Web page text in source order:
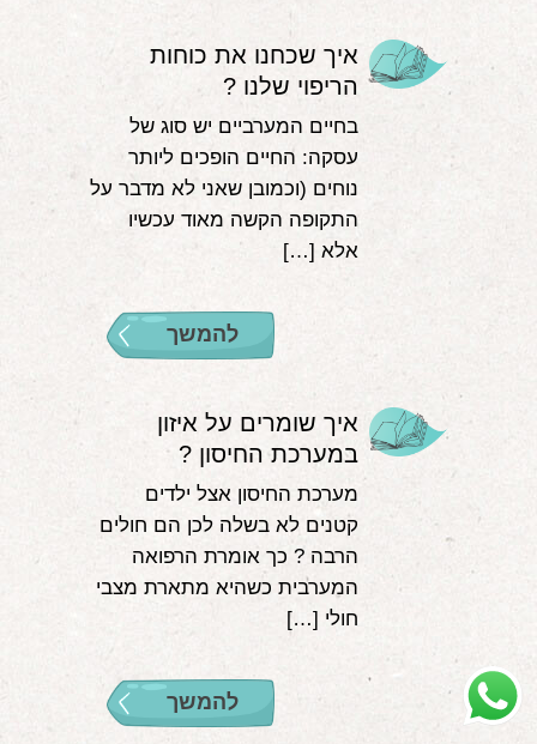
איך שכחנו את כוחות
הריפוי שלנו ?
בחיים המערביים יש סוג של
עסקה: החיים הופכים ליותר
נוחים (וכמובן שאני לא מדבר על
התקופה הקשה מאוד עכשיו
אלא […]
להמשך
איך שומרים על איזון
במערכת החיסון ?
מערכת החיסון אצל ילדים
קטנים לא בשלה לכן הם חולים
הרבה ? כך אומרת הרפואה
המערבית כשהיא מתארת מצבי
חולי […]
להמשך